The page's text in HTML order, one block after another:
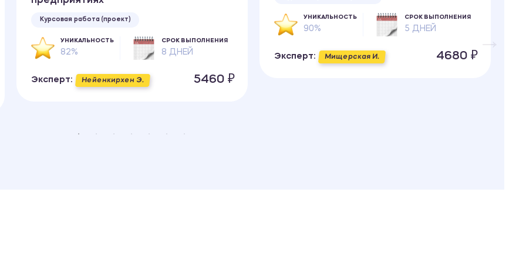
Курсовая работа (проект)
УНИКАЛЬНОСТЬ
82%
СРОК ВЫПОЛНЕНИЯ
8 ДНЕЙ
Эксперт: Нейенкирхен Э. 5460 ₽
УНИКАЛЬНОСТЬ
90%
СРОК ВЫПОЛНЕНИЯ
5 ДНЕЙ
Эксперт: Мищерская И. 4680 ₽